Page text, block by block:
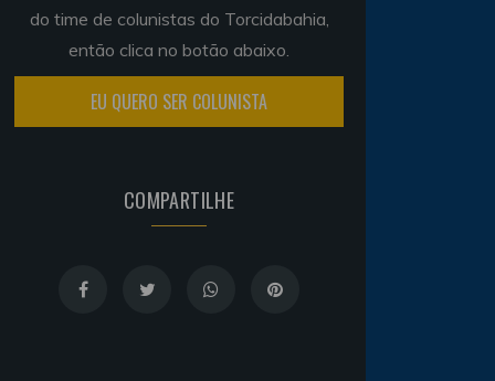
do time de colunistas do Torcidabahia,
então clica no botão abaixo.
EU QUERO SER COLUNISTA
COMPARTILHE